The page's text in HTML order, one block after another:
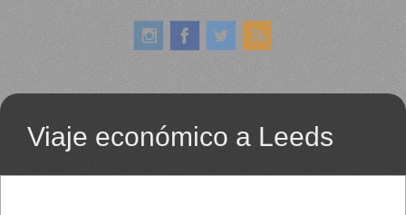
Viaje económico a Leeds